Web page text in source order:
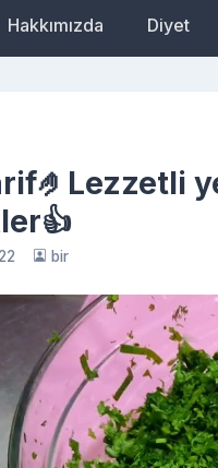
Hakkımızda Diyet
bir